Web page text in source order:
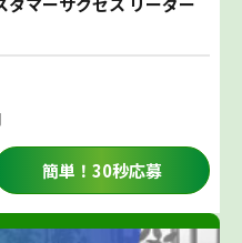
簡単！30秒応募